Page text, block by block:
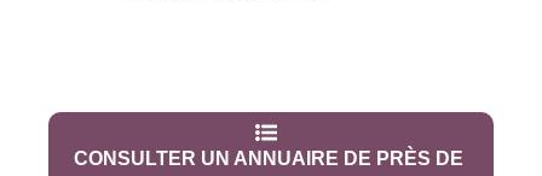
CONSULTER UN ANNUAIRE DE PRÈS DE